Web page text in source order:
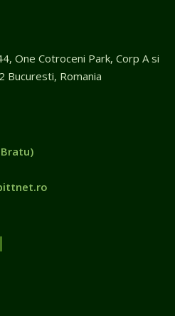
One Cotroceni Park, Corp A si
Bucuresti, Romania